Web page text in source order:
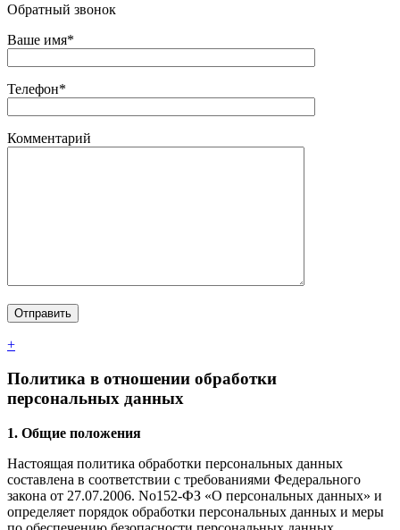
Обратный звонок
Ваше имя*
Телефон*
Комментарий
+
Политика в отношении обработки
персональных данных
1. Общие положения
Настоящая политика обработки персональных данных
составлена в соответствии с требованиями Федерального
закона от 27.07.2006. No152-ФЗ «О персональных данных» и
определяет порядок обработки персональных данных и меры